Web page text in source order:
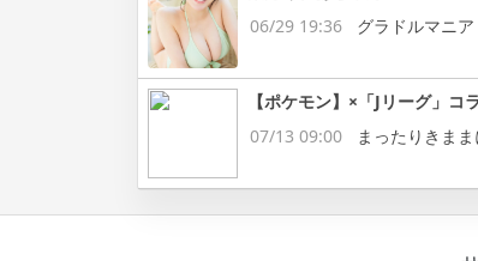
06/29 19:36
グラドルマニ
【ポケモン】×「Jリーグ」
07/13 09:00
まったりきま